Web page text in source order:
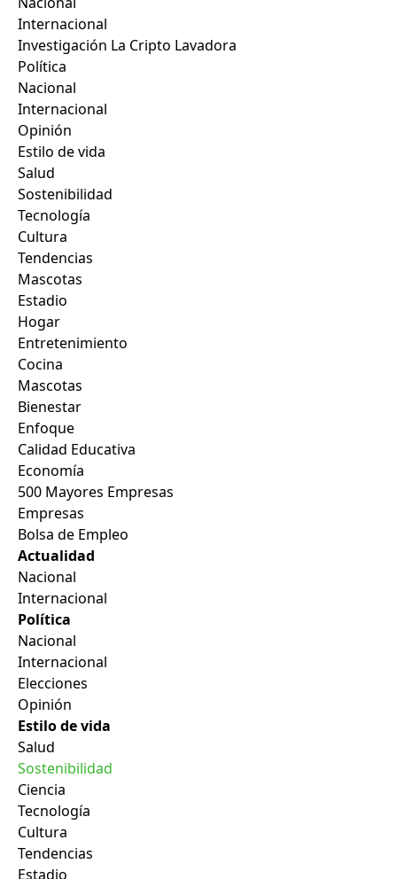
Internacional
Investigación La Cripto Lavadora
Política
Nacional
Internacional
Opinión
Estilo de vida
Salud
Sostenibilidad
Tecnología
Cultura
Tendencias
Mascotas
Estadio
Hogar
Entretenimiento
Cocina
Mascotas
Bienestar
Enfoque
Calidad Educativa
Economía
500 Mayores Empresas
Empresas
Bolsa de Empleo
Actualidad
Nacional
Internacional
Política
Nacional
Internacional
Elecciones
Opinión
Estilo de vida
Salud
Sostenibilidad
Ciencia
Tecnología
Cultura
Tendencias
Estadio